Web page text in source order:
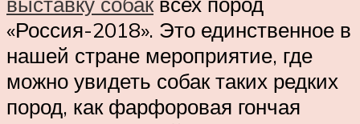
«Россия-2018». Это единственное в
нашей стране мероприятие, где
можно увидеть собак таких редких
пород, как фарфоровая гончая